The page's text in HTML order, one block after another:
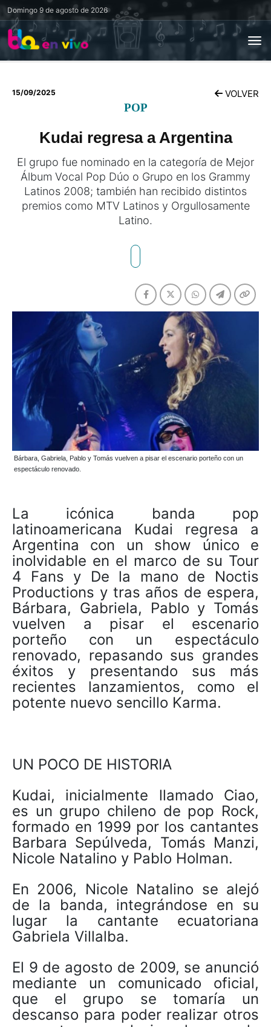
Domingo 9 de agosto de 2026
15/09/2025 VOLVER
POP
Kudai regresa a Argentina
El grupo fue nominado en la categoría de Mejor
Álbum Vocal Pop Dúo o Grupo en los Grammy
Latinos 2008; también han recibido distintos
premios como MTV Latinos y Orgullosamente
Latino.
Bárbara, Gabriela, Pablo y Tomás vuelven a pisar el escenario porteño con un
espectáculo renovado.
La icónica banda pop
latinoamericana Kudai regresa a
Argentina con un show único e
inolvidable en el marco de su Tour
4 Fans y De la mano de Noctis
Productions y tras años de espera,
Bárbara, Gabriela, Pablo y Tomás
vuelven a pisar el escenario
porteño con un espectáculo
renovado, repasando sus grandes
éxitos y presentando sus más
recientes lanzamientos, como el
potente nuevo sencillo Karma.
UN POCO DE HISTORIA
Kudai, inicialmente llamado Ciao,
es un grupo chileno de pop Rock,
formado en 1999 por los cantantes
Barbara Sepúlveda, Tomás Manzi,
Nicole Natalino y Pablo Holman.
En 2006, Nicole Natalino se alejó
de la banda, integrándose en su
lugar la cantante ecuatoriana
Gabriela Villalba.
El 9 de agosto de 2009, se anunció
mediante un comunicado oficial,
que el grupo se tomaría un
descanso para poder realizar otros